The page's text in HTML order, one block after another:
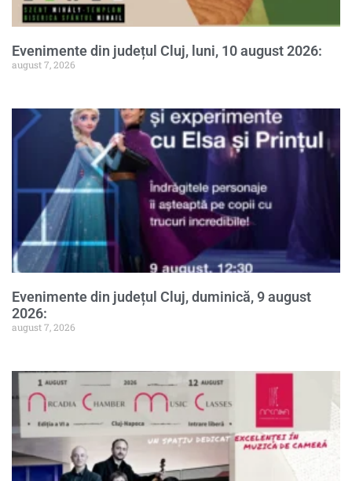
Evenimente din județul Cluj, luni, 10 august 2026:
august 7, 2026
Evenimente din județul Cluj, duminică, 9 august
2026:
august 7, 2026